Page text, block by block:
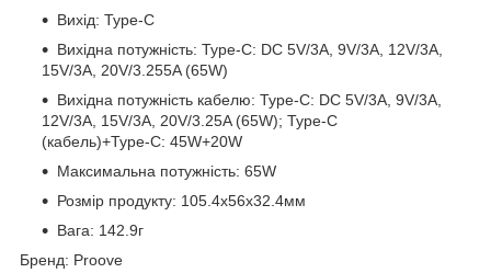
Вихід: Type-C
Вихідна потужність: Type-C: DC 5V/3A, 9V/3A, 12V/3A,
15V/3A, 20V/3.255A (65W)
Вихідна потужність кабелю: Type-C: DC 5V/3A, 9V/3A,
12V/3A, 15V/3A, 20V/3.25A (65W); Type-C
(кабель)+Type-C: 45W+20W
Максимальна потужність: 65W
Розмір продукту: 105.4х56х32.4мм
Вага: 142.9г
Бренд: Proove